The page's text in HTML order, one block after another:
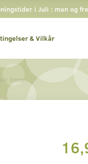
i Juli : man og
& Vilkår
3mm